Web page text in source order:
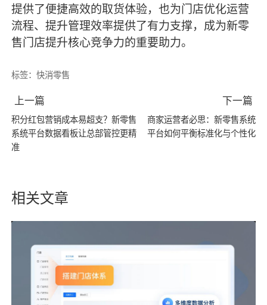
提供了便捷高效的取货体验，也为门店优化运营
流程、提升管理效率提供了有力支撑，成为新零
售门店提升核心竞争力的重要助力。
标签：快消零售
上一篇
积分红包营销成本易超支？新零售
系统平台数据看板让总部管控更精
准
下一篇
商家运营者必思：新零售系统
平台如何平衡标准化与个性化
相关文章